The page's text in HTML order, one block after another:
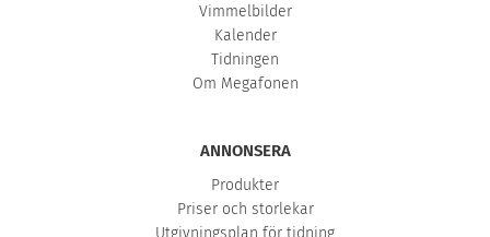
Vimmelbilder
Kalender
Tidningen
Om Megafonen
ANNONSERA
Produkter
Priser och storlekar
Utgivningsplan för tidning